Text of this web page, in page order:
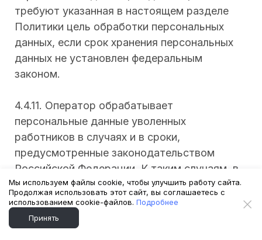
требуют указанная в настоящем разделе
Политики цель обработки персональных
данных, если срок хранения персональных
данных не установлен федеральным
законом.
4.4.11. Оператор обрабатывает
персональные данные уволенных
работников в случаях и в сроки,
предусмотренные законодательством
Российской Федерации. К таким случаям, в
том числе, относится обработка
персональных данных в рамках
бухгалтерского и налогового учета, в том
числе для обеспечения сохранности
Мы используем файлы cookie, чтобы улучшить работу сайта.
Продолжая использовать этот сайт, вы соглашаетесь с
использованием cookie-файлов. Подробнее
Принять